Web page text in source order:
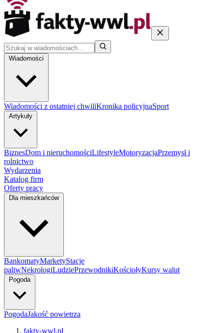
Wiadomości
Wiadomości z ostatniej chwiliKronika policyjnaSport
Artykuły
BiznesDom i nieruchomościLifestyleMotoryzacjaPrzemysł i
rolnictwo
Wydarzenia
Katalog firm
Oferty pracy
Dla mieszkańców
BankomatyMarketyStacje
paliwNekrologiLudziePrzewodnikiKościołyKursy walut
Pogoda
PogodaJakość powietrza
fakty-wwl.pl